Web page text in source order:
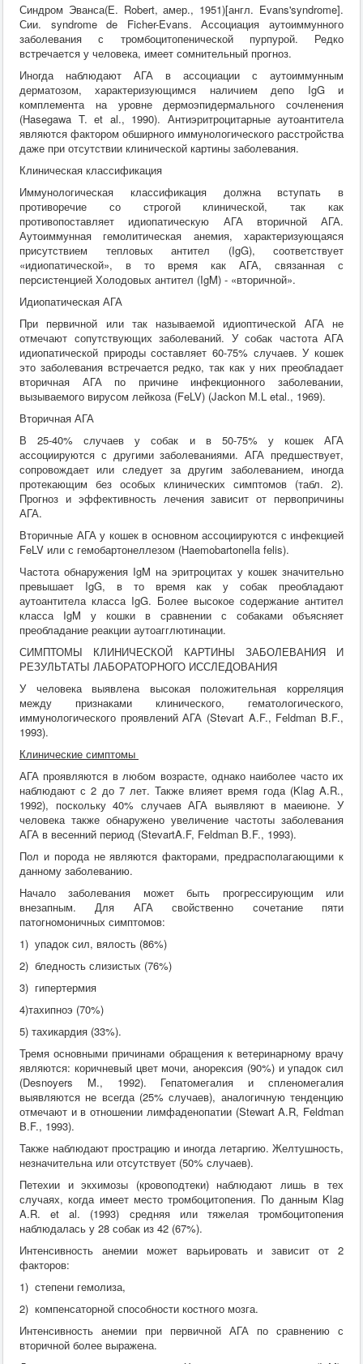
Синдром Эванса(Е. Robert, амер., 1951)[англ. Evans'syndrome].
Сии. syndrome de Ficher-Evans. Ассоциация аутоиммунного
заболевания с тромбоцитопенической пурпурой. Редко
встречается у человека, имеет сомнительный прогноз.
Иногда наблюдают АГА в ассоциации с аутоиммунным
дерматозом, характеризующимся наличием депо IgG и
комплемента на уровне дермоэпидермального сочленения
(Hasegawa T. et al., 1990). Антиэритроцитарные аутоантитела
являются фактором обширного иммунологического расстройства
даже при отсутствии клинической картины заболевания.
Клиническая классификация
Иммунологическая классификация должна вступать в
противоречие со строгой клинической, так как
противопоставляет идиопатическую АГА вторичной АГА.
Аутоиммунная гемолитическая анемия, характеризующаяся
присутствием тепловых антител (IgG), соответствует
«идиопатической», в то время как АГА, связанная с
персистенцией Холодовых антител (IgM) - «вторичной».
Идиопатическая АГА
При первичной или так называемой идиоптической АГА не
отмечают сопутствующих заболеваний. У собак частота АГА
идиопатической природы составляет 60-75% случаев. У кошек
это заболевания встречается редко, так как у них преобладает
вторичная АГА по причине инфекционного заболевании,
вызываемого вирусом лейкоза (FeLV) (Jackon M.L etal., 1969).
Вторичная АГА
В 25-40% случаев у собак и в 50-75% у кошек АГА
ассоциируются с другими заболеваниями. АГА предшествует,
сопровождает или следует за другим заболеванием, иногда
протекающим без особых клинических симптомов (табл. 2).
Прогноз и эффективность лечения зависит от первопричины
АГА.
Вторичные АГА у кошек в основном ассоциируются с инфекцией
FeLV или с гемобартонеллезом (Haemobartonella felis).
Частота обнаружения IgM на эритроцитах у кошек значительно
превышает IgG, в то время как у собак преобладают
аутоантитела класса IgG. Более высокое содержание антител
класса IgM у кошки в сравнении с собаками объясняет
преобладание реакции аутоагглютинации.
СИМПТОМЫ КЛИНИЧЕСКОЙ КАРТИНЫ ЗАБОЛЕВАНИЯ И
РЕЗУЛЬТАТЫ ЛАБОРАТОРНОГО ИССЛЕДОВАНИЯ
У человека выявлена высокая положительная корреляция
между признаками клинического, гематологического,
иммунологического проявлений АГА (Stevart A.F., Feldman B.F.,
1993).
Клинические симптомы
АГА проявляются в любом возрасте, однако наиболее часто их
наблюдают с 2 до 7 лет. Также влияет время года (Klag A.R.,
1992), поскольку 40% случаев АГА выявляют в маеиюне. У
человека также обнаружено увеличение частоты заболевания
АГА в весенний период (StevartA.F, Feldman B.F., 1993).
Пол и порода не являются факторами, предрасполагающими к
данному заболеванию.
Начало заболевания может быть прогрессирующим или
внезапным. Для АГА свойственно сочетание пяти
патогномоничных симптомов:
1) упадок сил, вялость (86%)
2) бледность слизистых (76%)
3) гипертермия
4)тахипноэ (70%)
5) тахикардия (33%).
Тремя основными причинами обращения к ветеринарному врачу
являются: коричневый цвет мочи, анорексия (90%) и упадок сил
(Desnoyers M., 1992). Гепатомегалия и спленомегалия
выявляются не всегда (25% случаев), аналогичную тенденцию
отмечают и в отношении лимфаденопатии (Stewart A.R, Feldman
B.F., 1993).
Также наблюдают прострацию и иногда летаргию. Желтушность,
незначительна или отсутствует (50% случаев).
Петехии и экхимозы (кровоподтеки) наблюдают лишь в тех
случаях, когда имеет место тромбоцитопения. По данным Klag
A.R. et al. (1993) средняя или тяжелая тромбоцитопения
наблюдалась у 28 собак из 42 (67%).
Интенсивность анемии может варьировать и зависит от 2
факторов:
1) степени гемолиза,
2) компенсаторной способности костного мозга.
Интенсивность анемии при первичной АГА по сравнению с
вторичной более выражена.